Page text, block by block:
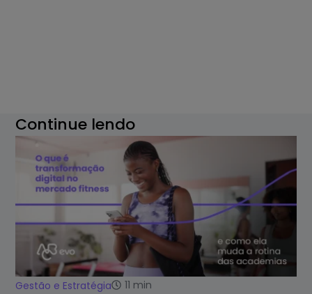
Continue lendo
Gestão e Estratégia 11 min